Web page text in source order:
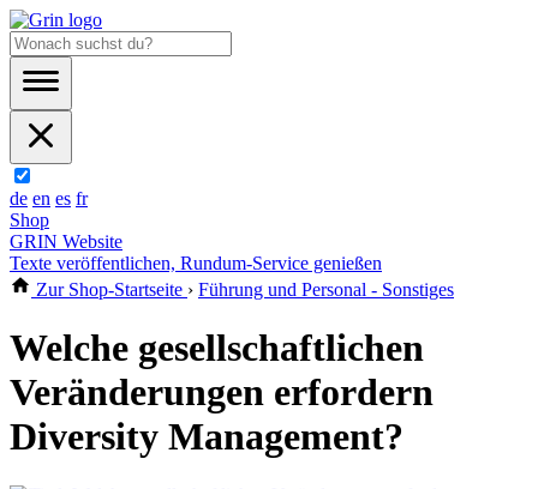
de en es fr
Shop
GRIN Website
Texte veröffentlichen, Rundum-Service genießen
Zur Shop-Startseite › Führung und Personal - Sonstiges
Welche gesellschaftlichen
Veränderungen erfordern
Diversity Management?